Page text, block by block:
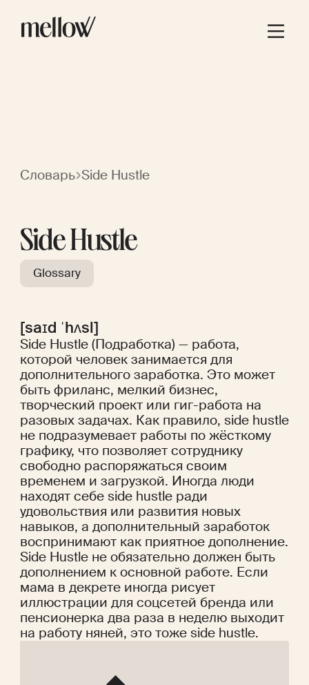
Словарь Side Hustle
Side Hustle
Glossary
[saɪd ˈhʌsl]
Side Hustle (Подработка) — работа,
которой человек занимается для
дополнительного заработка. Это может
быть фриланс, мелкий бизнес,
творческий проект или гиг-работа на
разовых задачах. Как правило, side hustle
не подразумевает работы по жёсткому
графику, что позволяет сотруднику
свободно распоряжаться своим
временем и загрузкой. Иногда люди
находят себе side hustle ради
удовольствия или развития новых
навыков, а дополнительный заработок
воспринимают как приятное дополнение.
Side Hustle не обязательно должен быть
дополнением к основной работе. Если
мама в декрете иногда рисует
иллюстрации для соцсетей бренда или
пенсионерка два раза в неделю выходит
на работу няней, это тоже side hustle.